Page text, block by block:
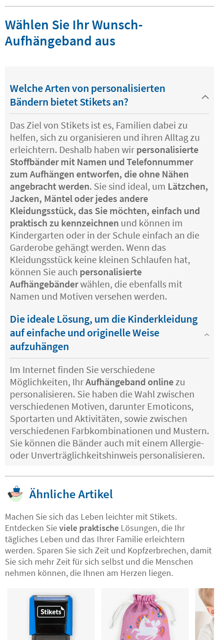
Wählen Sie Ihr Wunsch-
Aufhängeband aus
Welche Arten von personalisierten
Bändern bietet Stikets an?
Das Ziel von Stikets ist es, Familien dabei zu
helfen, sich zu organisieren und ihren Alltag zu
erleichtern. Deshalb haben wir personalisierte
Stoffbänder mit Namen und Telefonnummer
zum Aufhängen entworfen, die ohne Nähen
angebracht werden. Sie sind ideal, um Lätzchen,
Jacken, Mäntel oder jedes andere
Kleidungsstück, das Sie möchten, einfach und
praktisch zu kennzeichnen und können im
Kindergarten oder in der Schule einfach an die
Garderobe gehängt werden. Wenn das
Kleidungsstück keine kleinen Schlaufen hat,
können Sie auch personalisierte
Aufhängebänderwählen, die ebenfalls mit
Namen und Motiven versehen werden.
Die ideale Lösung, um die Kinderkleidung
auf einfache und originelle Weise
aufzuhängen
Im Internet finden Sie verschiedene
Möglichkeiten, IhrAufhängeband online zu
personalisieren. Sie haben die Wahl zwischen
verschiedenen Motiven, darunter Emoticons,
Sportarten und Aktivitäten, sowie zwischen
verschiedenen Farbkombinationen und Mustern.
Sie können die Bänder auch mit einem Allergie-
oder Unverträglichkeitshinweis personalisieren.
Ähnliche Artikel
Machen Sie sich das Leben leichter mit Stikets.
Entdecken Sieviele praktische Lösungen, die Ihr
tägliches Leben und das Ihrer Familie erleichtern
werden. Sparen Sie sich Zeit und Kopfzerbrechen, damit
Sie sich mehr Zeit für sich selbst und die Menschen
nehmen können, die Ihnen am Herzen liegen.